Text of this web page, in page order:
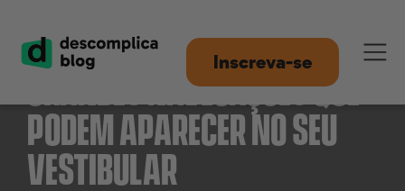
Inscreva-se
3 tipos de questão sobre
Grandes Navegações que
podem aparecer no seu
vestibular